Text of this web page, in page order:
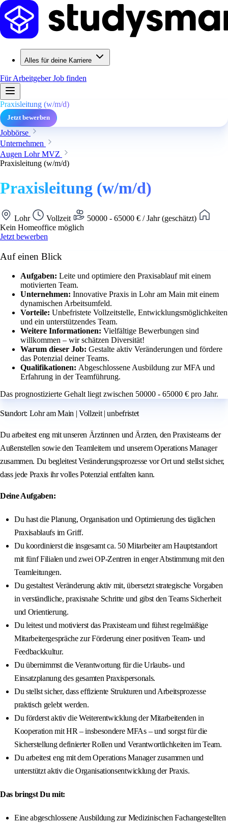
Alles für deine Karriere
Für ArbeitgeberJob finden
Praxisleitung (w/m/d)
Jetzt bewerben
Jobbörse
Unternehmen
Augen Lohr MVZ
Praxisleitung (w/m/d)
Praxisleitung (w/m/d)
Lohr Vollzeit
50000 - 65000 € / Jahr (geschätzt)
Kein Homeoffice möglich
Jetzt bewerben
Auf einen Blick
Aufgaben: Leite und optimiere den Praxisablauf mit einem
motivierten Team.
Unternehmen: Innovative Praxis in Lohr am Main mit einem
dynamischen Arbeitsumfeld.
Vorteile: Unbefristete Vollzeitstelle, Entwicklungsmöglichkeiten
und ein unterstützendes Team.
Weitere Informationen: Vielfältige Bewerbungen sind
willkommen – wir schätzen Diversität!
Warum dieser Job: Gestalte aktiv Veränderungen und fördere
das Potenzial deiner Teams.
Qualifikationen: Abgeschlossene Ausbildung zur MFA und
Erfahrung in der Teamführung.
Das prognostizierte Gehalt liegt zwischen 50000 - 65000 € pro Jahr.
Standort: Lohr am Main | Vollzeit | unbefristet
Du arbeitest eng mit unseren Ärztinnen und Ärzten, den Praxisteams der
Außenstellen sowie den Teamleitern und unserem Operations Manager
zusammen. Du begleitest Veränderungsprozesse vor Ort und stellst sicher,
dass jede Praxis ihr volles Potenzial entfalten kann.
Deine Aufgaben:
Du hast die Planung, Organisation und Optimierung des täglichen
Praxisablaufs im Griff.
Du koordinierst die insgesamt ca. 50 Mitarbeiter am Hauptstandort
mit fünf Filialen und zwei OP-Zentren in enger Abstimmung mit den
Teamleitungen.
Du gestaltest Veränderung aktiv mit, übersetzt strategische Vorgaben
in verständliche, praxisnahe Schritte und gibst den Teams Sicherheit
und Orientierung.
Du leitest und motivierst das Praxisteam und führst regelmäßige
Mitarbeitergespräche zur Förderung einer positiven Team- und
Feedbackkultur.
Du übernimmst die Verantwortung für die Urlaubs- und
Einsatzplanung des gesamten Praxispersonals.
Du stellst sicher, dass effiziente Strukturen und Arbeitsprozesse
praktisch gelebt werden.
Du förderst aktiv die Weiterentwicklung der Mitarbeitenden in
Kooperation mit HR – insbesondere MFAs – und sorgst für die
Sicherstellung definierter Rollen und Verantwortlichkeiten im Team.
Du arbeitest eng mit dem Operations Manager zusammen und
unterstützt aktiv die Organisationsentwicklung der Praxis.
Das bringst Du mit:
Eine abgeschlossene Ausbildung zur Medizinischen Fachangestellten